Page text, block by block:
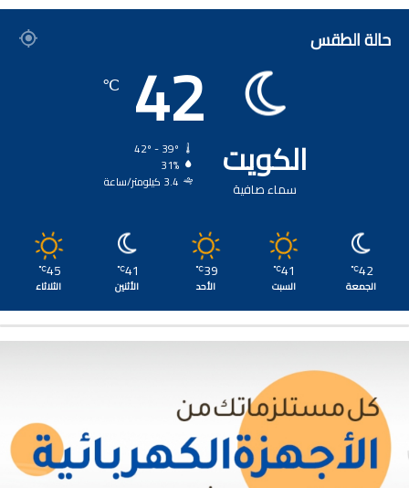
حالة الطقس
الكويت
سماء صافية
42
℃
31%
3.4 كيلومتر/ساعة
42
℃
الجمعة
41
℃
السبت
39
℃
الأحد
41
℃
الأثنين
45
℃
الثلاثاء